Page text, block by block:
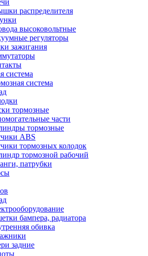
распределителя
высоковольтные
регуляторы
зажигания
система
система
тормозные
части
тормозные
ABS
тормозных колодок
тормозной рабочий
патрубки
бампера, радиатора
обивка
задние